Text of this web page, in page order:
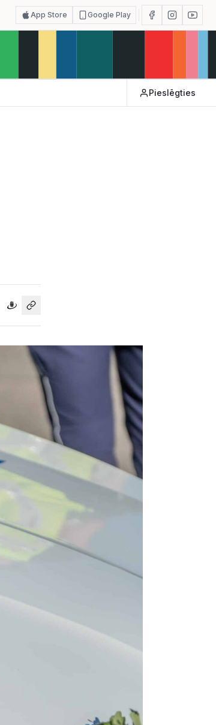
App Store Google Play
Pieslēgties